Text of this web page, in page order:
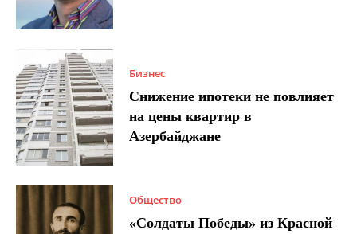
Бизнес
Снижение ипотеки не повлияет
на цены квартир в
Азербайджане
Общество
«Солдаты Победы» из Красной